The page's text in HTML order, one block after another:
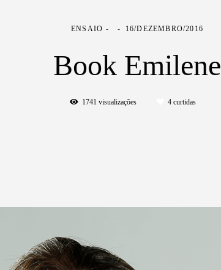
ENSAIO 16/DEZEMBRO/2016
Book Emilene
1741 visualizações 4curtidas